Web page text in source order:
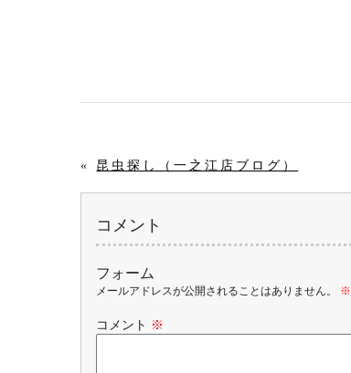
« 昆虫探し（一之江店ブログ）
コメント
フォーム
メールアドレスが公開されることはありません。 ※
コメント ※